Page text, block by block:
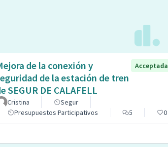
de la conexión y
de la estación de tren
SEGUR DE CALAFELL
Acceptada
Cristina
Segur
Presupuestos Participativos
5 0